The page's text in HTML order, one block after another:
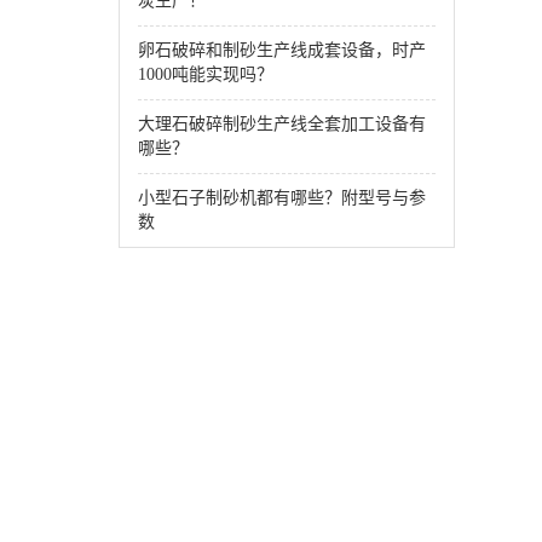
卵石破碎和制砂生产线成套设备，时产
1000吨能实现吗？
大理石破碎制砂生产线全套加工设备有
哪些？
小型石子制砂机都有哪些？附型号与参
数